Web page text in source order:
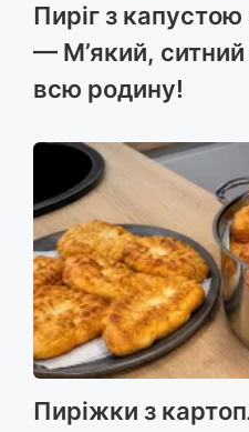
Пиріг з капустою
— М’який, ситний
всю родину!
Пиріжки з